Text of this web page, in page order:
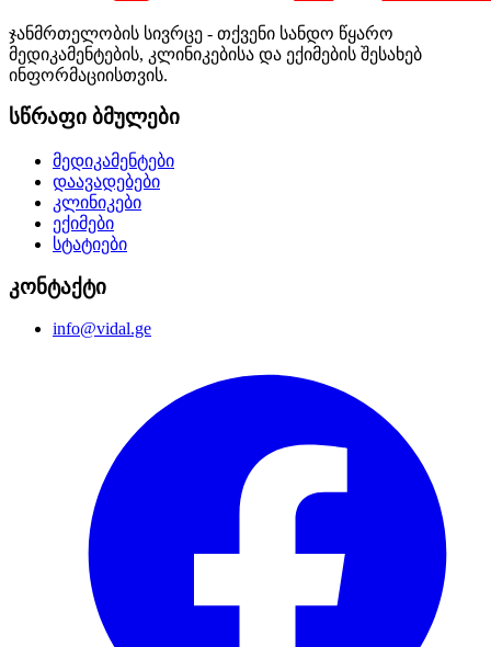
ჯანმრთელობის სივრცე - თქვენი სანდო წყარო
მედიკამენტების, კლინიკებისა და ექიმების შესახებ
ინფორმაციისთვის.
სწრაფი ბმულები
მედიკამენტები
დაავადებები
კლინიკები
ექიმები
სტატიები
კონტაქტი
info@vidal.ge